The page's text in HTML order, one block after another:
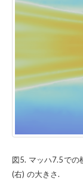
図5. マッハ7.5での
(右) の大きさ.